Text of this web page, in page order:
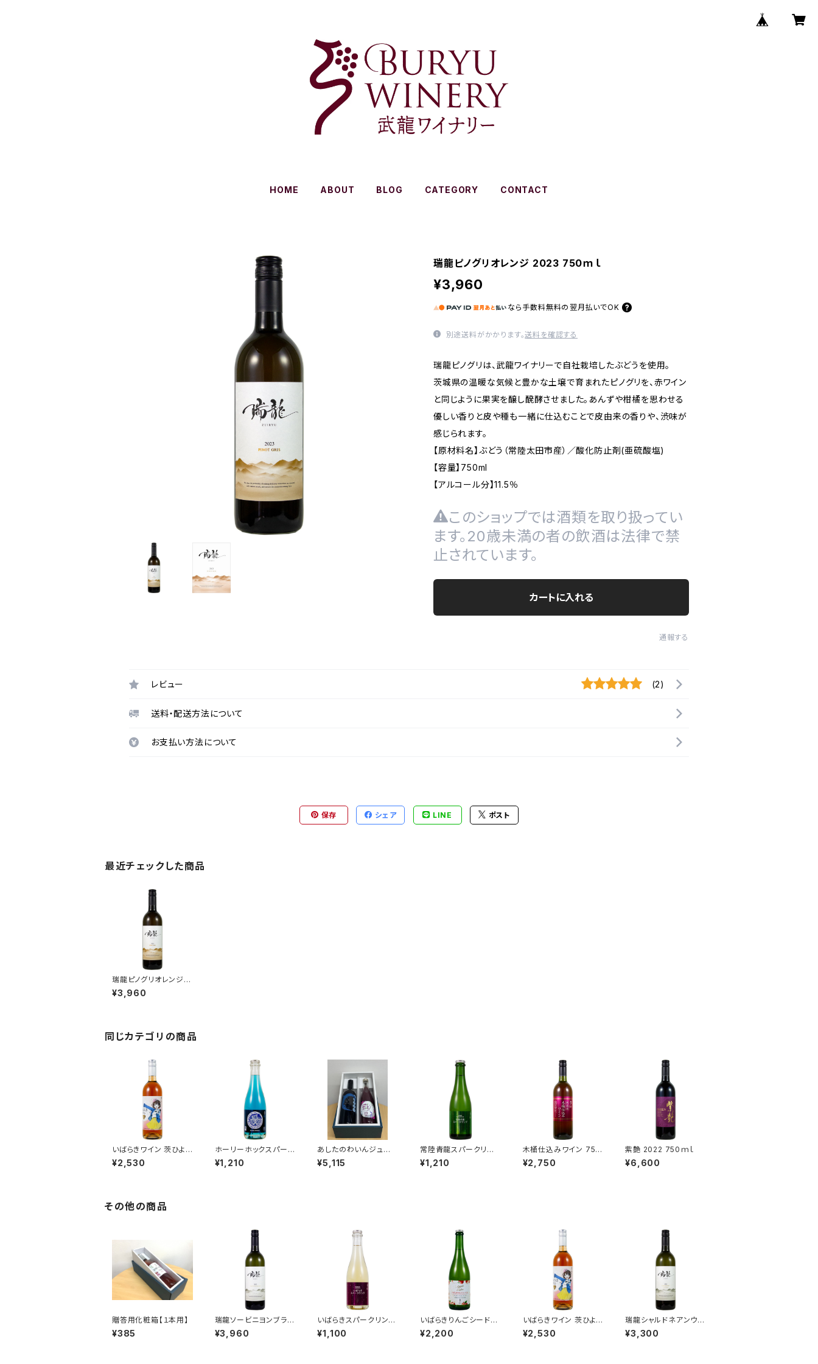
HOME ABOUT BLOG CATEGORY CONTACT
瑞龍ピノグリオレンジ 2023 750ｍｌ
¥3,960
なら 手数料無料の 翌月払いでOK
別途送料がかかります。送料を確認する
瑞龍ピノグリは、武龍ワイナリーで自社栽培したぶどうを使用。
茨城県の温暖な気候と豊かな土壌で育まれたピノグリを、赤ワイン
と同じように果実を醸し醗酵させました。あんずや柑橘を思わせる
優しい香りと皮や種も一緒に仕込むことで皮由来の香りや、渋味が
感じられます。
【原材料名】ぶどう（常陸太田市産）／酸化防止剤(亜硫酸塩)
【容量】750ml
【アルコール分】11.5％
このショップでは酒類を取り扱ってい
ます。20歳未満の者の飲酒は法律で禁
止されています。
カートに入れる
通報する
レビュー (2)
送料・配送方法について
お支払い方法について
保存 シェア LINE ポスト
最近チェックした商品
瑞龍ピノグリオレンジ 2
023 750ｍｌ
¥3,960
同じカテゴリの商品
いばらきワイン 茨ひより
ラベル 750ml
¥2,530
ホーリーホックスパーク
リング375ｍｌ
¥1,210
あしたのわいんジュー
スセット
¥5,115
常陸青龍スパークリン
グ375ｍｌ
¥1,210
木桶仕込みワイン 750
ml
¥2,750
紫艶 2022 750ｍｌ
¥6,600
その他の商品
贈答用化粧箱【１本用】
¥385
瑞龍ソービニヨンブラン
2025 750ｍｌ
¥3,960
いばらきスパークリング
375ｍｌ
¥1,100
いばらきりんごシードル
【フジタアップルオーチ
ャード】750ｍｌ
¥2,200
いばらきワイン 茨ひより
ラベル 750ml
¥2,530
瑞龍シャルドネアンウッ
デッド 2023 750ｍｌ
¥3,300